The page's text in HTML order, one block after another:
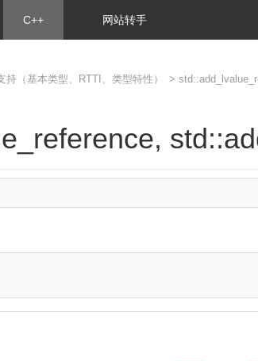
C++ 网站转手
持（基本类型、RTTI、类型特性） >